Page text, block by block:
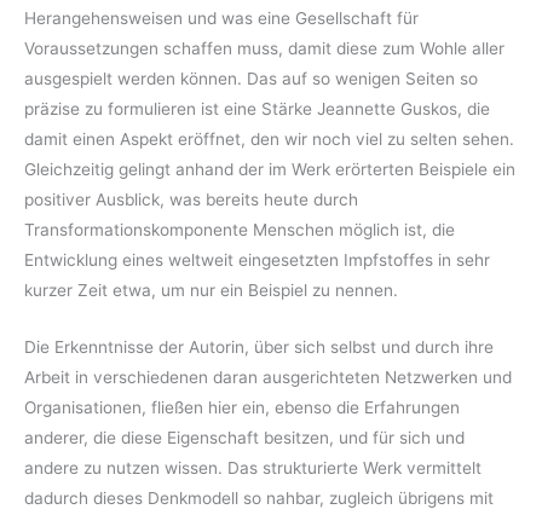
Herangehensweisen und was eine Gesellschaft für
Voraussetzungen schaffen muss, damit diese zum Wohle aller
ausgespielt werden können. Das auf so wenigen Seiten so
präzise zu formulieren ist eine Stärke Jeannette Guskos, die
damit einen Aspekt eröffnet, den wir noch viel zu selten sehen.
Gleichzeitig gelingt anhand der im Werk erörterten Beispiele ein
positiver Ausblick, was bereits heute durch
Transformationskomponente Menschen möglich ist, die
Entwicklung eines weltweit eingesetzten Impfstoffes in sehr
kurzer Zeit etwa, um nur ein Beispiel zu nennen.
Die Erkenntnisse der Autorin, über sich selbst und durch ihre
Arbeit in verschiedenen daran ausgerichteten Netzwerken und
Organisationen, fließen hier ein, ebenso die Erfahrungen
anderer, die diese Eigenschaft besitzen, und für sich und
andere zu nutzen wissen. Das strukturierte Werk vermittelt
dadurch dieses Denkmodell so nahbar, zugleich übrigens mit